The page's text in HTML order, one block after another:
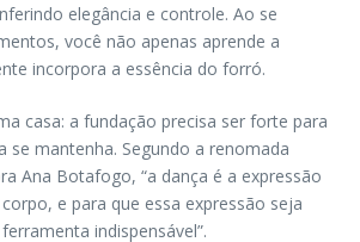
elegância e controle. Ao se
você não apenas aprende a
incorpora a essência do forró.
casa: a fundação precisa ser forte para
se mantenha. Segundo a renomada
Ana Botafogo, “a dança é a expressão
e para que essa expressão seja
indispensável”.